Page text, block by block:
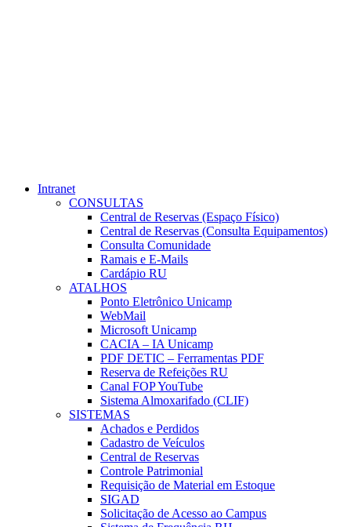
Intranet
CONSULTAS
Central de Reservas (Espaço Físico)
Central de Reservas (Consulta Equipamentos)
Consulta Comunidade
Ramais e E-Mails
Cardápio RU
ATALHOS
Ponto Eletrônico Unicamp
WebMail
Microsoft Unicamp
CACIA – IA Unicamp
PDF DETIC – Ferramentas PDF
Reserva de Refeições RU
Canal FOP YouTube
Sistema Almoxarifado (CLIF)
SISTEMAS
Achados e Perdidos
Cadastro de Veículos
Central de Reservas
Controle Patrimonial
Requisição de Material em Estoque
SIGAD
Solicitação de Acesso ao Campus